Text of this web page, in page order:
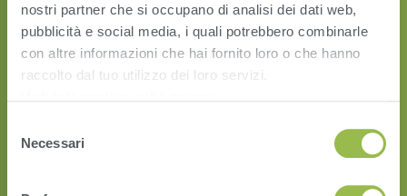
nostri partner che si occupano di analisi dei dati web,
pubblicità e social media, i quali potrebbero combinarle
con altre informazioni che hai fornito loro o che hanno
raccolto dal tuo utilizzo dei loro servizi.
delNecessari